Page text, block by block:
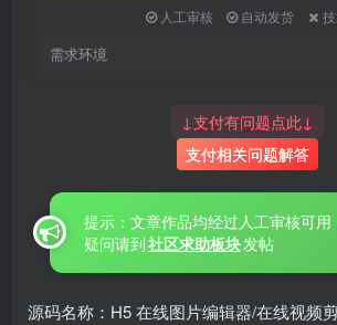
人工审核 自动发货
需求环境
↓支付有问题点此↓
支付相关问题解答
提示：文章作品均经过人工审核可用
疑问请到社区求助板块发帖
源码名称：H5 在线图片编辑器/在线视频